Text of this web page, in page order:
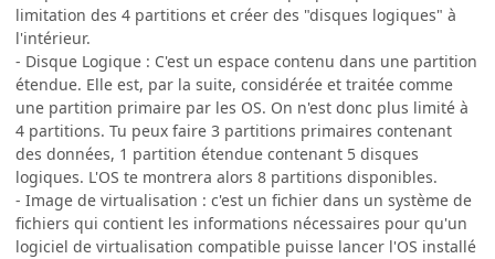
limitation des 4 partitions et créer des "disques logiques" à
l'intérieur.
- Disque Logique : C'est un espace contenu dans une partition
étendue. Elle est, par la suite, considérée et traitée comme
une partition primaire par les OS. On n'est donc plus limité à
4 partitions. Tu peux faire 3 partitions primaires contenant
des données, 1 partition étendue contenant 5 disques
logiques. L'OS te montrera alors 8 partitions disponibles.
- Image de virtualisation : c'est un fichier dans un système de
fichiers qui contient les informations nécessaires pour qu'un
logiciel de virtualisation compatible puisse lancer l'OS installé